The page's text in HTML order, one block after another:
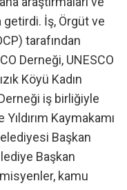
İş, Örgüt ve
tarafından
Derneği, UNESCO
Köyü Kadın
iş birliğiyle
Kaymakamı
Başkan
Başkan
kamu